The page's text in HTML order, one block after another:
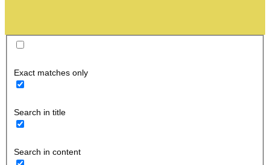
Exact matches only
Search in title
Search in content